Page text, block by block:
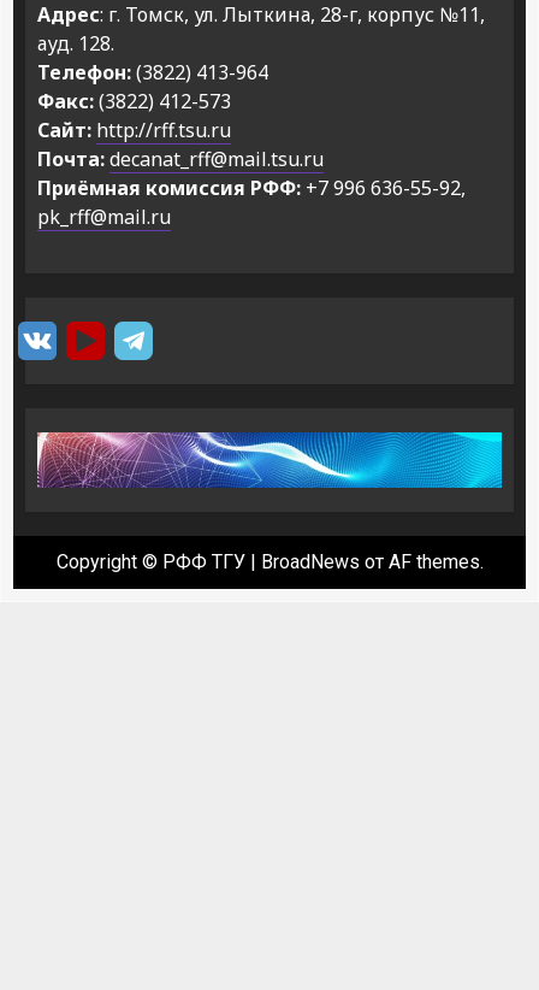
Адрес: г. Томск, ул. Лыткина, 28-г, корпус №11,
ауд. 128.
Телефон:(3822) 413-964
Факс:(3822) 412-573
Сайт: http://rff.tsu.ru
Почта:decanat_rff@mail.tsu.ru
Приёмная комиссия РФФ: +7 996 636-55-92,
pk_rff@mail.ru
Copyright © РФФ ТГУ | BroadNews от AF themes.